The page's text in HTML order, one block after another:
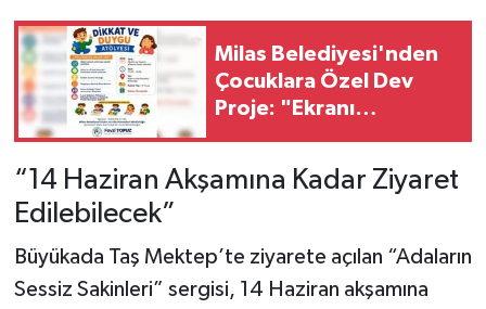
Milas Belediyesi'nden
Çocuklara Özel Dev
Proje: "Ekranı
“14 Haziran Akşamına Kadar Ziyaret
Edilebilecek”
Büyükada Taş Mektep’te ziyarete açılan “Adaların
Sessiz Sakinleri” sergisi, 14 Haziran akşamına